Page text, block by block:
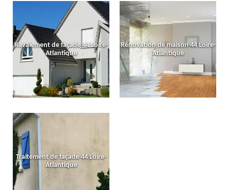
Ravalement de façade 44 Loire-
Atlantique
Rénovation de maison 44 Loire-
Atlantique
Traitement de façade 44 Loire-
Atlantique